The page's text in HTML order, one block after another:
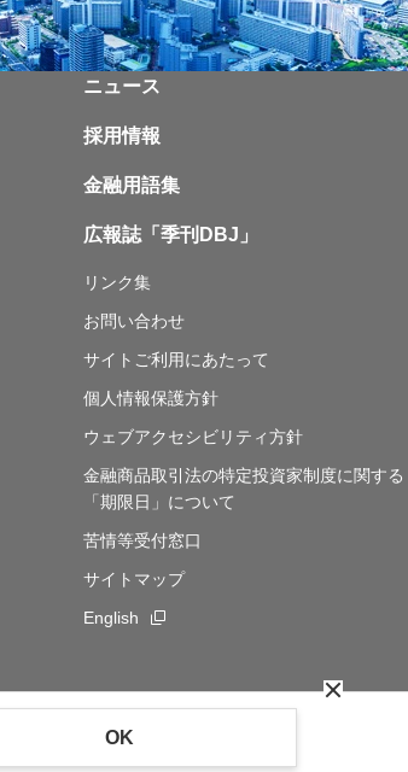
OK
cookie
ニュース
採用情報
金融用語集
広報誌「季刊DBJ」
リンク集
お問い合わせ
サイトご利用にあたって
個人情報保護方針
ウェブアクセシビリティ方針
金融商品取引法の特定投資家制度に関する
「期限日」について
苦情等受付窓口
サイトマップ
English 新規ウィンドウを開きます